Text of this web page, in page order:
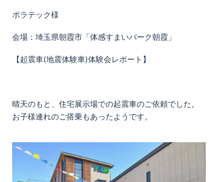
ポラテック様
会場：埼玉県朝霞市「体感すまいパーク朝霞」
【起震車(地震体験車)体験会レポート】
晴天のもと、住宅展示場での起震車のご依頼でした。
お子様連れのご搭乗もあったようです。